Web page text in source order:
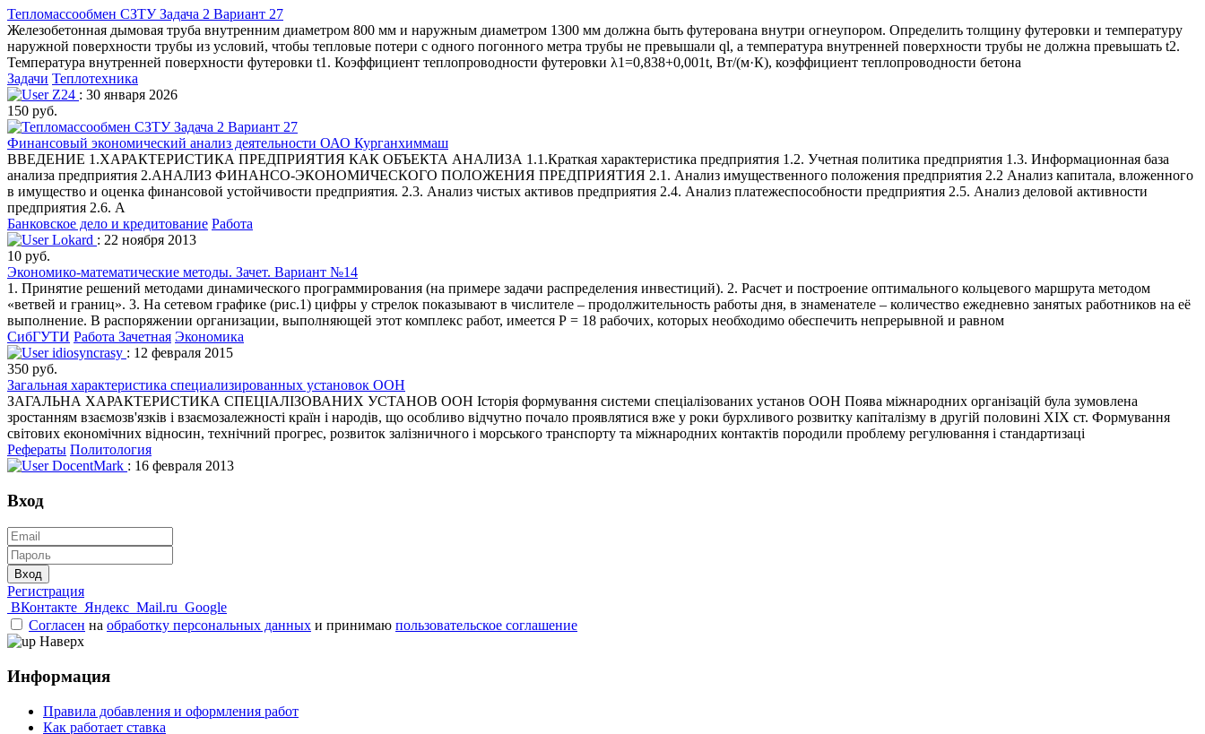
Тепломассообмен СЗТУ Задача 2 Вариант 27
Железобетонная дымовая труба внутренним диаметром 800 мм и наружным диаметром 1300 мм должна быть футерована внутри огнеупором. Определить толщину футеровки и температуру
наружной поверхности трубы из условий, чтобы тепловые потери с одного погонного метра трубы не превышали ql, а температура внутренней поверхности трубы не должна превышать t2.
Температура внутренней поверхности футеровки t1. Коэффициент теплопроводности футеровки λ1=0,838+0,001t, Вт/(м·К), коэффициент теплопроводности бетона
Задачи Теплотехника
Z24 : 30 января 2026
150 руб.
Финансовый экономический анализ деятельности ОАО Курганхиммаш
ВВЕДЕНИЕ 1.ХАРАКТЕРИСТИКА ПРЕДПРИЯТИЯ КАК ОБЪЕКТА АНАЛИЗА 1.1.Краткая характеристика предприятия 1.2. Учетная политика предприятия 1.3. Информационная база
анализа предприятия 2.АНАЛИЗ ФИНАНСО-ЭКОНОМИЧЕСКОГО ПОЛОЖЕНИЯ ПРЕДПРИЯТИЯ 2.1. Анализ имущественного положения предприятия 2.2 Анализ капитала, вложенного
в имущество и оценка финансовой устойчивости предприятия. 2.3. Анализ чистых активов предприятия 2.4. Анализ платежеспособности предприятия 2.5. Анализ деловой активности
предприятия 2.6. А
Банковское дело и кредитование Работа
Lokard : 22 ноября 2013
10 руб.
Экономико-математические методы. Зачет. Вариант №14
1. Принятие решений методами динамического программирования (на примере задачи распределения инвестиций). 2. Расчет и построение оптимального кольцевого маршрута методом
«ветвей и границ». 3. На сетевом графике (рис.1) цифры у стрелок показывают в числителе – продолжительность работы дня, в знаменателе – количество ежедневно занятых работников на её
выполнение. В распоряжении организации, выполняющей этот комплекс работ, имеется Р = 18 рабочих, которых необходимо обеспечить непрерывной и равном
СибГУТИ Работа Зачетная Экономика
idiosyncrasy : 12 февраля 2015
350 руб.
Загальная характеристика специализированных установок ООН
ЗАГАЛЬНА ХАРАКТЕРИСТИКА СПЕЦІАЛІЗОВАНИХ УСТАНОВ ООН Історія формування системи спеціалізованих установ ООН Поява міжнародних організацій була зумовлена
зростанням взаємозв'язків і взаємозалежності країн і народів, що особливо відчутно почало проявлятися вже у роки бурхливого розвитку капіталізму в другій половині XIX ст. Формування
світових економічних відносин, технічний прогрес, розвиток залізничного і морського транспорту та міжнародних контактів породили проблему регулювання і стандартизаці
Рефераты Политология
DocentMark : 16 февраля 2013
Вход
Вход
Регистрация
ВКонтакте Яндекс Mail.ru Google
Согласен на обработку персональных данных и принимаю пользовательское соглашение
Наверх
Информация
Правила добавления и оформления работ
Как работает ставка